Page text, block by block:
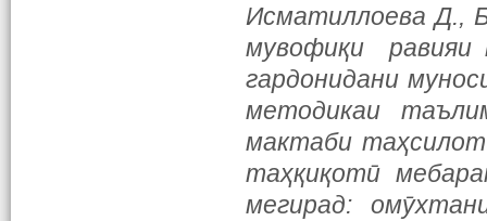
Исматиллоева Д.,
мувофиқи равияи
гардонидани
методикаи
мактаби
таҳқиқотӣ
мегирад: